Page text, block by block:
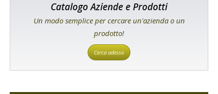
Catalogo Aziende e Prodotti
Un modo semplice per cercare un'azienda o un
prodotto!
Cerca adesso